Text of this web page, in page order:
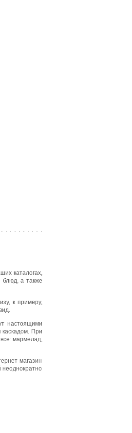
каталогах,
блюд, а также
к примеру,
настоящими
каскадом. При
мармелад,
магазин
неоднократно